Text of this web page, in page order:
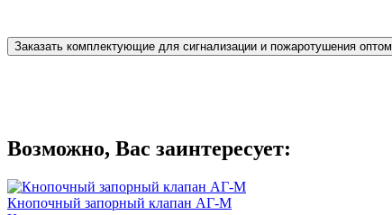
Заказать комплектующие для сигнализации и пожаротушения оптом
Возможно, Вас заинтересует:
Кнопочный за­пор­ный клапан АГ-М